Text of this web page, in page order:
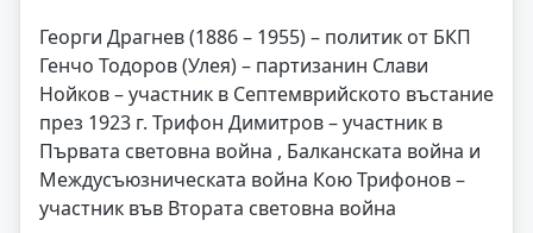
Георги Драгнев (1886 – 1955) – политик от БКП
Генчо Тодоров (Улея) – партизанин Слави
Нойков – участник в Септемврийското въстание
през 1923 г. Трифон Димитров – участник в
Първата световна война , Балканската война и
Междусъюзническата война Кою Трифонов –
участник във Втората световна война